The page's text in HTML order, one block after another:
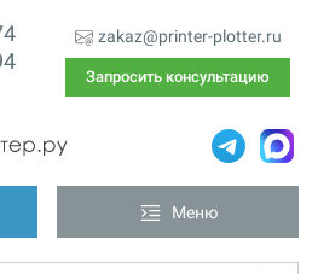
zakaz@printer-plotter.ru
Запросить консультацию
Меню